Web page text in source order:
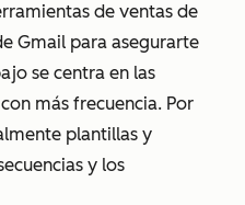
de ventas de
Gmail para asegurarte
se centra en las
más frecuencia. Por
plantillas y
y los